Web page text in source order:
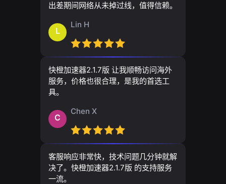
出差期间网络从未掉过线，值得信赖。
L
Lin H
快橙加速器2.1.7版 让我顺畅访问海外
服务，价格也很合理，是我的首选工
具。
C
Chen X
客服响应非常快，技术问题几分钟就解
决了。快橙加速器2.1.7版 的支持服务
一流。